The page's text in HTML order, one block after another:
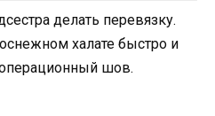
делать перевязку.
халате быстро и
шов.